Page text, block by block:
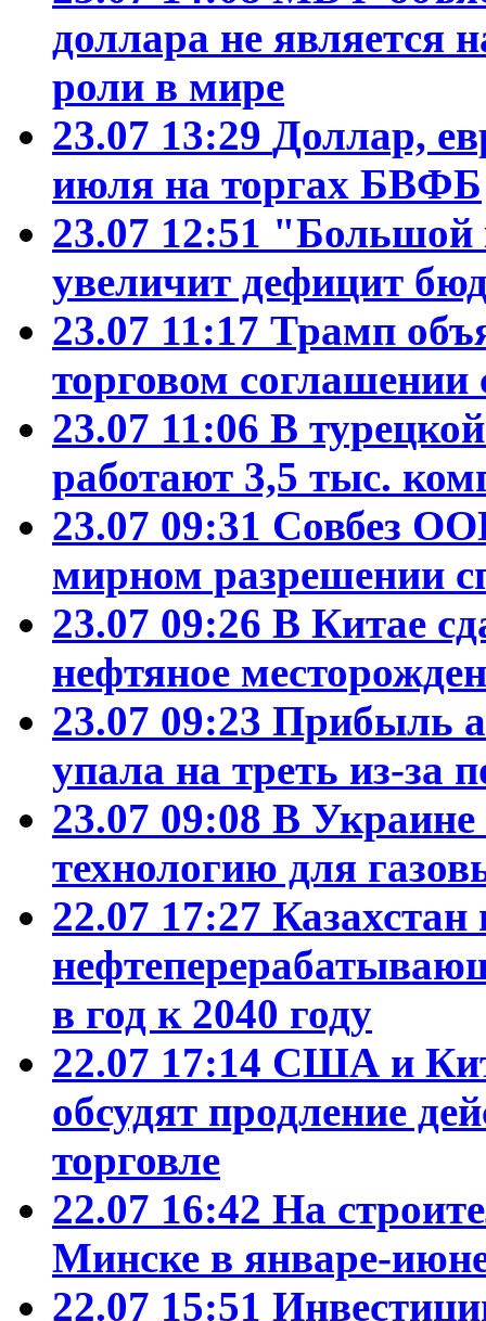
доллара не является
роли в мире
23.07 13:29 Доллар,
июля на торгах БВФБ
23.07 12:51 "Большой
увеличит дефицит
23.07 11:17 Трамп
торговом соглашении
23.07 11:06 В
работают 3,5 тыс.
23.07 09:31 Совбез
мирном разрешении
23.07 09:26 В Китае
нефтяное
23.07 09:23 Прибыль
упала на треть из-за
23.07 09:08 В
технологию для
22.07 17:27 Казахстан
в год к 2040 году
22.07 17:14 США и
обсудят продление
торговле
22.07 16:42 На
Минске в январе-
22.07 15:51